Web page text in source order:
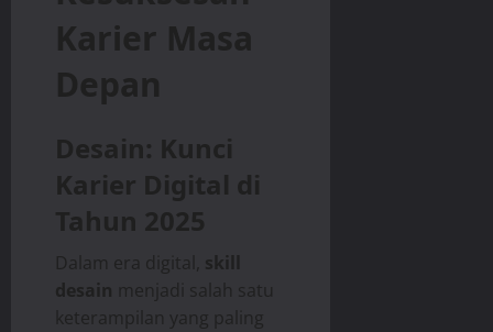
Karier Masa
Depan
Desain: Kunci
Karier Digital di
Tahun 2025
Dalam era digital, skill
desain menjadi salah satu
keterampilan yang paling